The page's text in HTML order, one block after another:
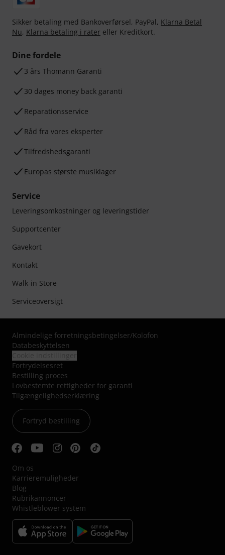
Sikker betaling med Bankoverførsel, PayPal, Klarna Betal
Nu, Klarna betaling i rater eller Kreditkort.
Dine fordele
3 års Thomann Garanti
30 dages money back garanti
Reparationsservice
Råd fra vores eksperter
Tilfredshedsgaranti
Europas største musiklager
Service
Leveringsomkostninger og leveringstider
Supportcenter
Gavekort
Kontakt
Walk-in Store
Serviceoversigt
Almindelige forretningsbetingelser/Kolofon
Databeskyttelsen
Fortrydelsesret
Bestilling proces
Lovbestemte rettigheder for garanti
Tilgængelighedserklæring
Fortryd bestilling
Om os
Karrieremuligheder
Blog
Rubrikannoncer
Whistleblower system